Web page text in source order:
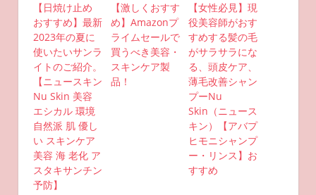
【日焼け止め
おすすめ】最新
2023年の夏に
使いたいサンラ
イトのご紹介。
【ニュースキン
Nu Skin 美容
エシカル 環境
自然派 肌 優し
い スキンケア
美容 海 老化 ア
スタキサンチン
予防】
【激しくおすす
め】Amazonプ
ライムセールで
買うべき美容・
スキンケア製
品！
【女性必見】現
役美容師がおす
すめする髪の毛
がサラサラにな
る、頭皮ケア、
薄毛改善シャン
プーNu
Skin（ニュース
キン）【アバプ
ヒモニシャンプ
ー・リンス】お
すすめ